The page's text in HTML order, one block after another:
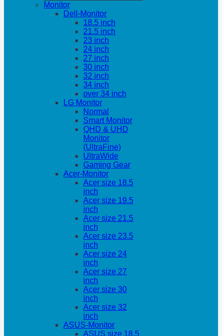
Monitor
Dell-Monitor
18.5 inch
21.5 inch
23 inch
24 inch
27 inch
30 inch
32 inch
34 inch
over 34 inch
LG Monitor
Normal
Smart Monitor
QHD & UHD
Monitor
(UltraFine)
UltraWide
Gaming Gear
Acer-Monitor
Acer size 18.5
inch
Acer size 19.5
inch
Acer size 21.5
inch
Acer size 23.5
inch
Acer size 24
inch
Acer size 27
inch
Acer size 30
inch
Acer size 32
inch
ASUS-Monitor
ASUS size 18.5